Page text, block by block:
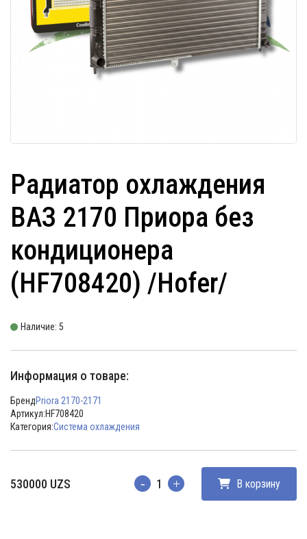
Радиатор охлаждения
ВАЗ 2170 Приора без
кондиционера
(HF708420) /Hofer/
Наличие: 5
Информация о товаре:
БрендPriora 2170-2171
Артикул:HF708420
Категория:Система охлаждения
530000 UZS Количество В корзину